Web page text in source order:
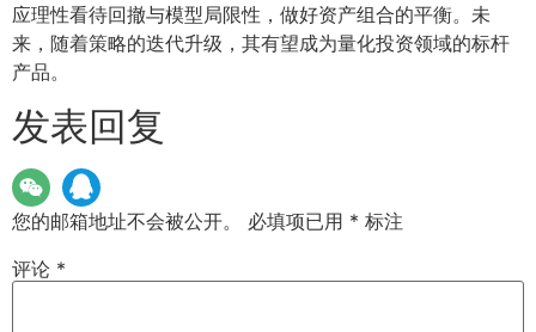
应理性看待回撤与模型局限性，做好资产组合的平衡。未
来，随着策略的迭代升级，其有望成为量化投资领域的标杆
产品。
发表回复
您的邮箱地址不会被公开。 必填项已用 * 标注
评论 *